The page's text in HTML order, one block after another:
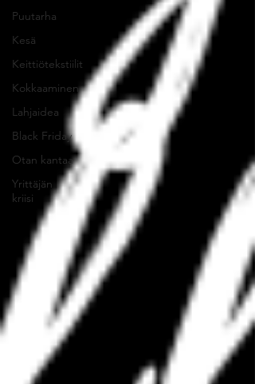
Puutarha
Kesä
Keittiötekstiilit
Kokkaaminen
Lahjaidea
Black Friday
Otan kantaa
Yrittäjän
kriisi